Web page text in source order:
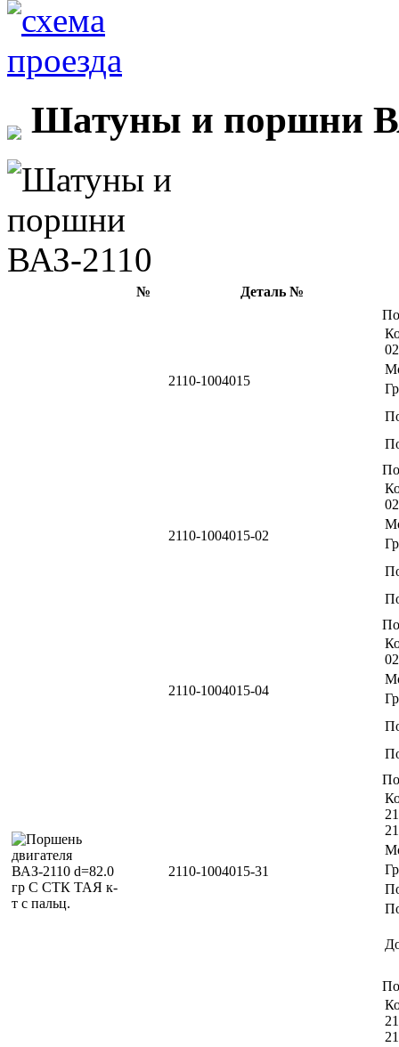
Шатуны и поршни
№ Деталь №
2110-1004015
2110-1004015-02
2110-1004015-04
2110-1004015-31